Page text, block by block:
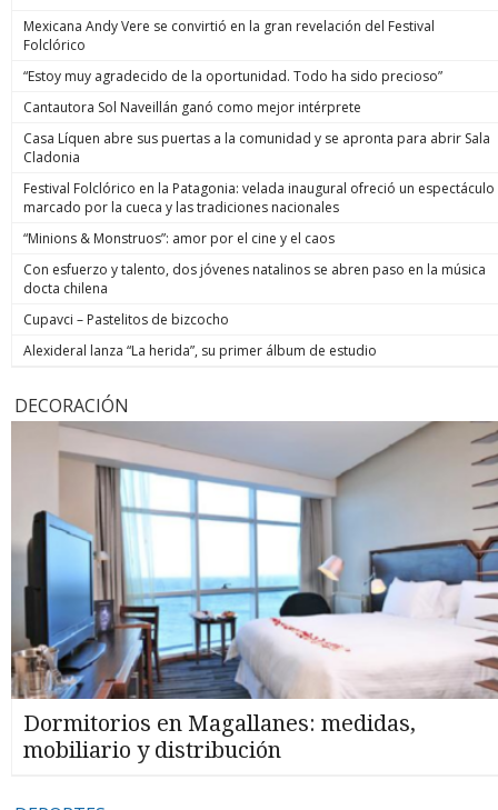
Mexicana Andy Vere se convirtió en la gran revelación del Festival
Folclórico
“Estoy muy agradecido de la oportunidad. Todo ha sido precioso”
Cantautora Sol Naveillán ganó como mejor intérprete
Casa Líquen abre sus puertas a la comunidad y se apronta para abrir Sala
Cladonia
Festival Folclórico en la Patagonia: velada inaugural ofreció un espectáculo
marcado por la cueca y las tradiciones nacionales
“Minions & Monstruos”: amor por el cine y el caos
Con esfuerzo y talento, dos jóvenes natalinos se abren paso en la música
docta chilena
Cupavci – Pastelitos de bizcocho
Alexideral lanza “La herida”, su primer álbum de estudio
DECORACIÓN
Dormitorios en Magallanes: medidas,
mobiliario y distribución